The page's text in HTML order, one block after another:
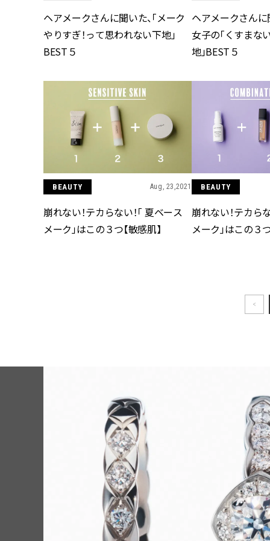
ヘアメークさんに聞いた、「メーク
やりすぎ！って思われない下地」
BEST５
ヘアメークさんに
女子の「くすまな
地」BEST５
BEAUTY Aug, 23,2021
崩れない！テカらない！「 夏ベース
メーク」はこの３つ【敏感肌】
BEAUTY
崩れない！テカら
メーク」はこの３
<